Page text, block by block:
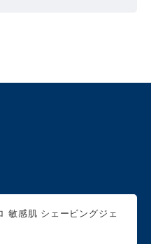
敏感肌 シェービングジェ